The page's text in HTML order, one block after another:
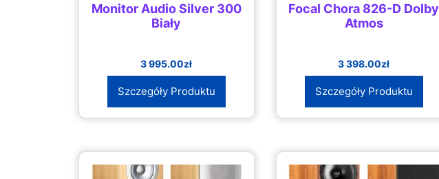
Monitor Audio Silver 300
Biały
3 995.00zł
Szczegóły Produktu
Focal Chora 826-D Dolby
Atmos
3 398.00zł
Szczegóły Produktu